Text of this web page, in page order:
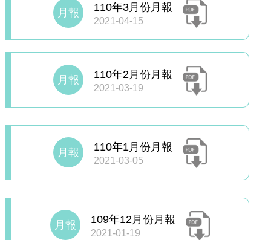
月報 110年3月份月報
2021-04-15
月報 110年2月份月報
2021-03-19
月報 110年1月份月報
2021-03-05
月報 109年12月份月報
2021-01-19